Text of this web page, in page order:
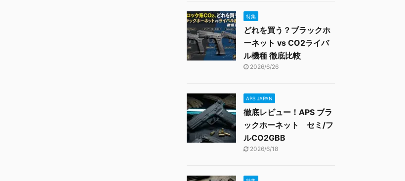
特集
どれを買う？ブラックホ
ーネット vs CO2ライバ
ル機種 徹底比較
2026/6/26
APS JAPAN
徹底レビュー！APS ブラ
ックホーネット セミ/フ
ルCO2GBB
2026/6/18